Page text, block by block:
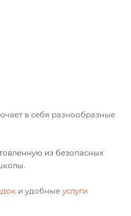
в себя разнообразные
из безопасных
и удобные услуги